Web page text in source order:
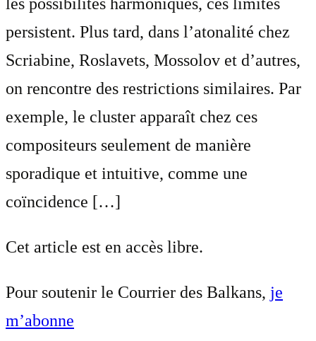
les possibilités harmoniques, ces limites
persistent. Plus tard, dans l’atonalité chez
Scriabine, Roslavets, Mossolov et d’autres,
on rencontre des restrictions similaires. Par
exemple, le cluster apparaît chez ces
compositeurs seulement de manière
sporadique et intuitive, comme une
coïncidence […]
Cet article est en accès libre.
Pour soutenir le Courrier des Balkans, je
m’abonne